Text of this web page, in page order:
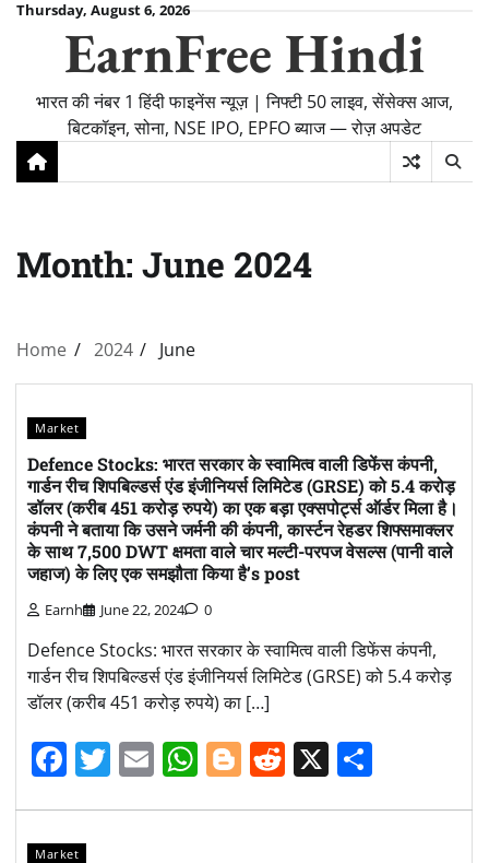
SkipThursday, August 6, 2026
EarnFree Hindi
भारत की नंबर 1 हिंदी फाइनेंस न्यूज़ | निफ्टी 50 लाइव, सेंसेक्स आज,
बिटकॉइन, सोना, NSE IPO, EPFO ब्याज — रोज़ अपडेट
Month: June 2024
Home 2024 June
Market
Defence Stocks: भारत सरकार के स्वामित्व वाली डिफेंस कंपनी,
गार्डन रीच शिपबिल्डर्स एंड इंजीनियर्स लिमिटेड (GRSE) को 5.4 करोड़
डॉलर (करीब 451 करोड़ रुपये) का एक बड़ा एक्सपोर्ट्स ऑर्डर मिला है।
कंपनी ने बताया कि उसने जर्मनी की कंपनी, कार्स्टन रेहडर शिफ्समाक्लर
के साथ 7,500 DWT क्षमता वाले चार मल्टी-परपज वेसल्स (पानी वाले
जहाज) के लिए एक समझौता किया है’s post
Earnh June 22, 2024 0
Defence Stocks: भारत सरकार के स्वामित्व वाली डिफेंस कंपनी,
गार्डन रीच शिपबिल्डर्स एंड इंजीनियर्स लिमिटेड (GRSE) को 5.4 करोड़
डॉलर (करीब 451 करोड़ रुपये) का […]
Facebook
Twitter
EmailWhatsApp
Blogger
Reddit
X
Market